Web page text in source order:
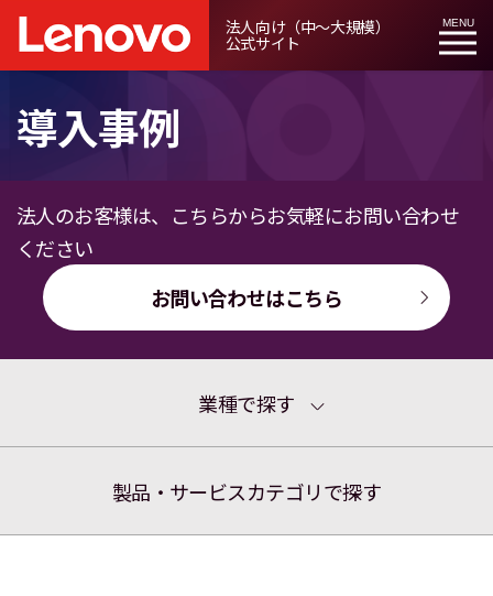
法人向け（中～大規模）
公式サイト
MENU
導入事例
法人のお客様は、こちらからお気軽にお問い合わせ
ください
お問い合わせはこちら
業種で探す
製品・サービスカテゴリで探す